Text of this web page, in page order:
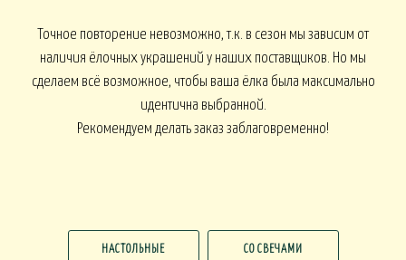
Точное повторение невозможно, т.к. в сезон мы зависим от
наличия ёлочных украшений у наших поставщиков. Но мы
сделаем всё возможное, чтобы ваша ёлка была максимально
идентична выбранной.
Рекомендуем делать заказ заблаговременно!
НАСТОЛЬНЫЕ СО СВЕЧАМИ